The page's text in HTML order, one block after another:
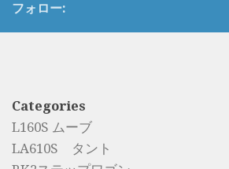
フォロー:
Categories
L160S ムーブ
LA610S タント